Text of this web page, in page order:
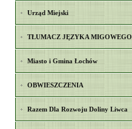
Urząd Miejski
TŁUMACZ JĘZYKA MIGOWEGO
Miasto i Gmina Łochów
OBWIESZCZENIA
Razem Dla Rozwoju Doliny Liwca